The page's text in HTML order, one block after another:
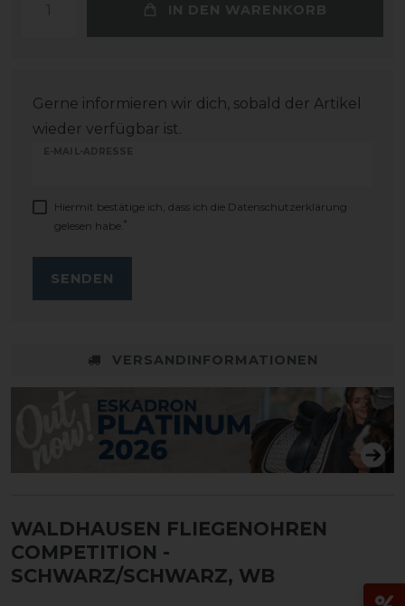
IN DEN WARENKORB
Gerne informieren wir dich, sobald der Artikel
wieder verfügbar ist.
E-MAIL-ADRESSE
Hiermit bestätige ich, dass ich die Daten­schutz­erklärung
gelesen habe. *
SENDEN
VERSANDINFORMATIONEN
WALDHAUSEN FLIEGENOHREN
COMPETITION -
SCHWARZ/SCHWARZ, WB